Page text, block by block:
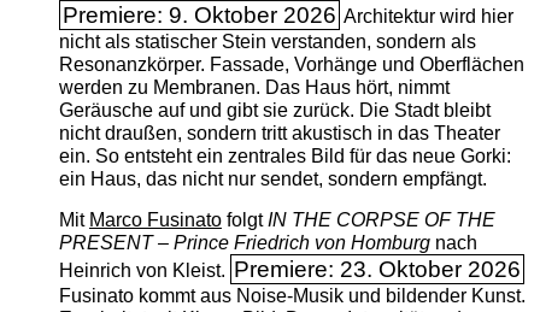
Premiere: 9. Oktober 2026 Architektur wird hier
nicht als statischer Stein verstanden, sondern als
Resonanzkörper. Fassade, Vorhänge und Oberflächen
werden zu Membranen. Das Haus hört, nimmt
Geräusche auf und gibt sie zurück. Die Stadt bleibt
nicht draußen, sondern tritt akustisch in das Theater
ein. So entsteht ein zentrales Bild für das neue Gorki:
ein Haus, das nicht nur sendet, sondern empfängt.
Mit Marco FusinatofolgtIN THE CORPSE OF THE
PRESENT – Prince Friedrich von Homburgnach
Heinrich von Kleist. Premiere: 23. Oktober 2026
Fusinato kommt aus Noise-Musik und bildender Kunst.